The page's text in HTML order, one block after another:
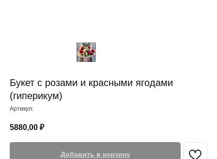
Букет с розами и красными ягодами
(гиперикум)
Артикул:
5880,00 ₽
Добавить в корзину